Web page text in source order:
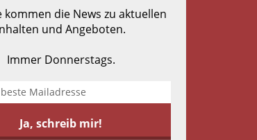
kommen die News zu aktuellen
und Angeboten.
Immer Donnerstags.